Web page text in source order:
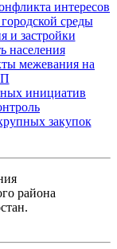
интересов
среды
и застройки
населения
межевания на
инициатив
закупок
района